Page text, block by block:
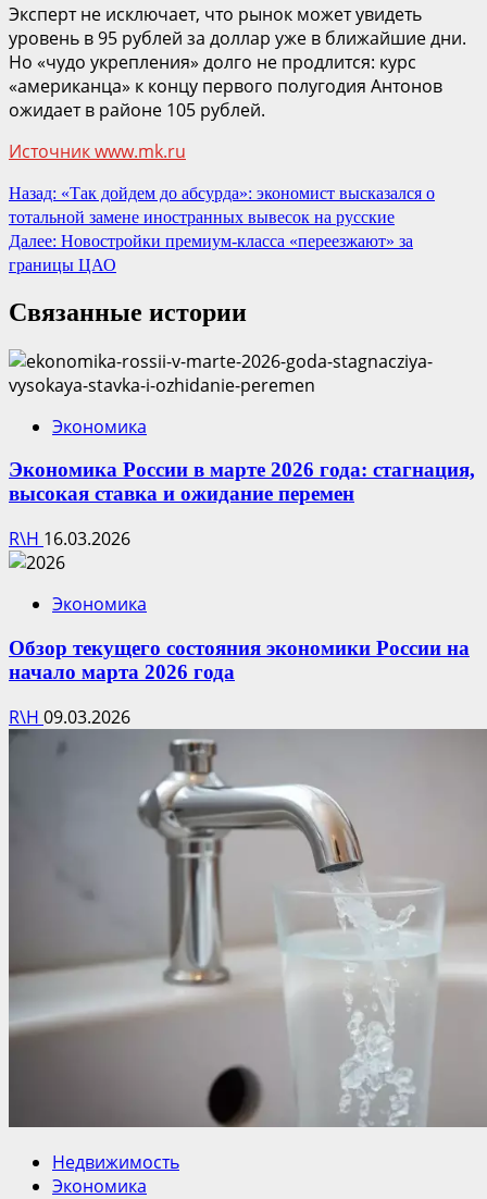
Эксперт не исключает, что рынок может увидеть
уровень в 95 рублей за доллар уже в ближайшие дни.
Но «чудо укрепления» долго не продлится: курс
«американца» к концу первого полугодия Антонов
ожидает в районе 105 рублей.
Источник www.mk.ru
Продолжить
чтение
Назад: «Так дойдем до абсурда»: экономист высказался о
тотальной замене иностранных вывесок на русские
Далее: Новостройки премиум-класса «переезжают» за
границы ЦАО
Связанные истории
Экономика
Экономика России в марте 2026 года: стагнация,
высокая ставка и ожидание перемен
R\H 16.03.2026
Экономика
Обзор текущего состояния экономики России на
начало марта 2026 года
R\H 09.03.2026
Недвижимость
Экономика